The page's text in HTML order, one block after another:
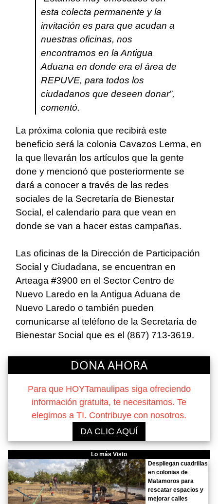
esta colecta permanente y la
invitación es para que acudan a
nuestras oficinas, nos
encontramos en la Antigua
Aduana en donde era el área de
REPUVE, para todos los
ciudadanos que deseen donar”,
comentó.
La próxima colonia que recibirá este
beneficio será la colonia Cavazos Lerma, en
la que llevarán los artículos que la gente
done y mencionó que posteriormente se
dará a conocer a través de las redes
sociales de la Secretaría de Bienestar
Social, el calendario para que vean en
donde se van a hacer estas campañas.
Las oficinas de la Dirección de Participación
Social y Ciudadana, se encuentran en
Arteaga #3900 en el Sector Centro de
Nuevo Laredo en la Antigua Aduana de
Nuevo Laredo o también pueden
comunicarse al teléfono de la Secretaría de
Bienestar Social que es el (867) 713-3619.
DONA AHORA
Para que HOYTamaulipas siga ofreciendo
información gratuita, te necesitamos. Te
elegimos a TI. Contribuye con nosotros.
DA CLIC AQUÍ
Lo más Visto
Despliegan cuadrillas
en colonias de
Matamoros para
rescatar espacios y
mejorar calles